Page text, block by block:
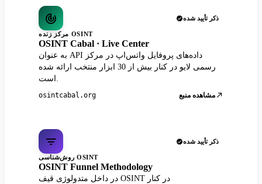
ذکر تأیید شده
مرکز زنده OSINT
OSINT Cabal · Live Center
به عنوان API داده‌های پروفایل واتس‌اپ در مرکز
رسمی لایو در کنار بیش از 30 ابزار منتخب ارائه شده
است.
osintcabal.org مشاهده منبع
ذکر تأیید شده
روش‌شناسی OSINT
OSINT Funnel Methodology
در داخل متدولوژی قیف OSINT در کنار